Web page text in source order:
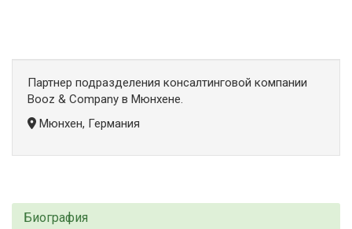
Партнер подразделения консалтинговой компании
Booz & Company в Мюнхене.
Мюнхен, Германия
Биография